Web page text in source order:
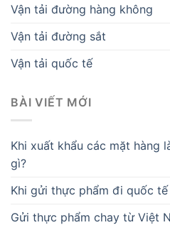
Vận tải đường hàng không
Vận tải đường sắt
Vận tải quốc tế
BÀI VIẾT MỚI
Khi xuất khẩu các mặt hàng
gì?
Khi gửi thực phẩm đi quốc
Gửi thực phẩm chay từ Việt